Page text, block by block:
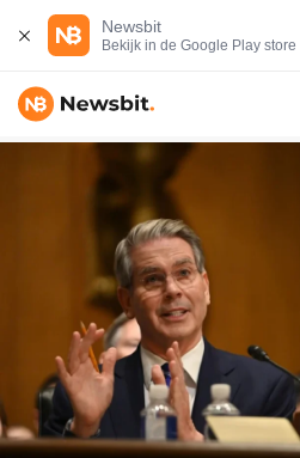
Newsbit
Bekijk in de Google Play store